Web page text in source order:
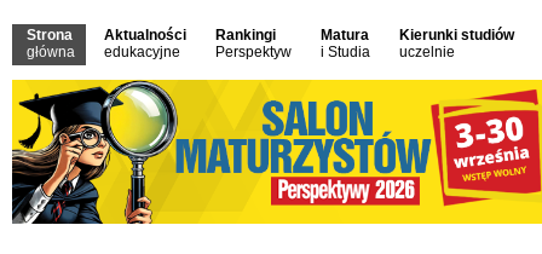
Strona
główna
Aktualności
edukacyjne
Rankingi
Perspektyw
Matura
i Studia
Kierunki studiów
uczelnie